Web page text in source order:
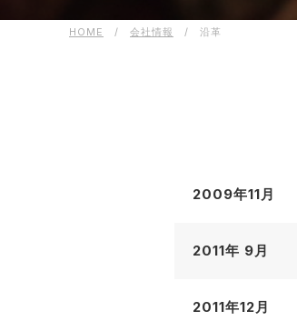
HOME / 会社情報 / 沿革
2009年11月
2011年 9月
2011年12月